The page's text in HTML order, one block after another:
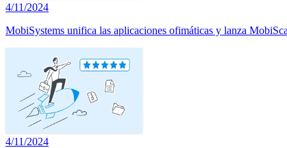
4/11/2024
MobiSystems unifica las aplicaciones ofimáticas y lanza
4/11/2024